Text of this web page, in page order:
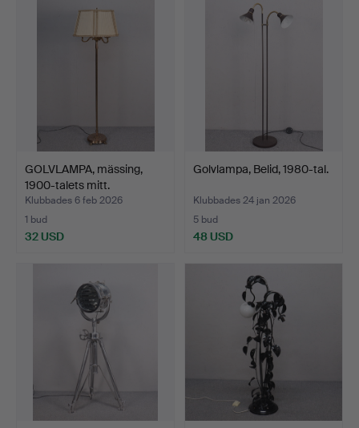
GOLVLAMPA, mässing,
1900-talets mitt.
Klubbades 6 feb 2026
1 bud
32 USD
Golvlampa, Belid, 1980-tal.
Klubbades 24 jan 2026
5 bud
48 USD